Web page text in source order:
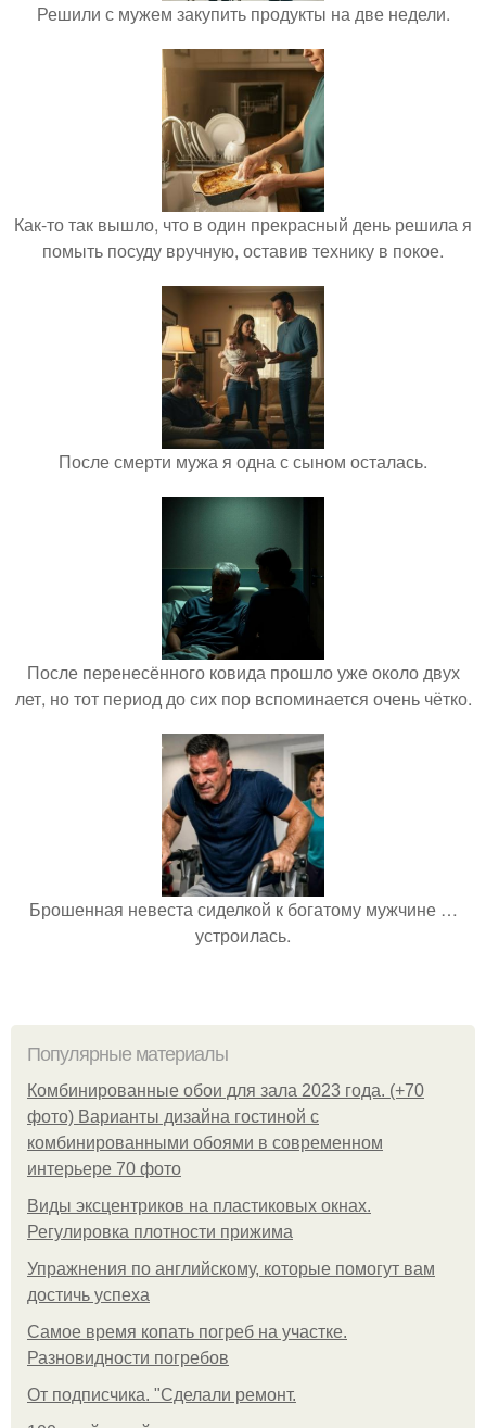
Решили с мужем закупить продукты на две недели.
Как-то так вышло, что в один прекрасный день решила я
помыть посуду вручную, оставив технику в покое.
После смерти мужа я одна с сыном осталась.
После перенесённого ковида прошло уже около двух
лет, но тот период до сих пор вспоминается очень чётко.
Брошенная невеста сиделкой к богатому мужчине …
устроилась.
Популярные материалы
Комбинированные обои для зала 2023 года. (+70
фото) Варианты дизайна гостиной с
комбинированными обоями в современном
интерьере 70 фото
Виды эксцентриков на пластиковых окнах.
Регулировка плотности прижима
Упражнения по английскому, которые помогут вам
достичь успеха
Самое время копать погреб на участке.
Разновидности погребов
От подписчика. "Сделали ремонт.